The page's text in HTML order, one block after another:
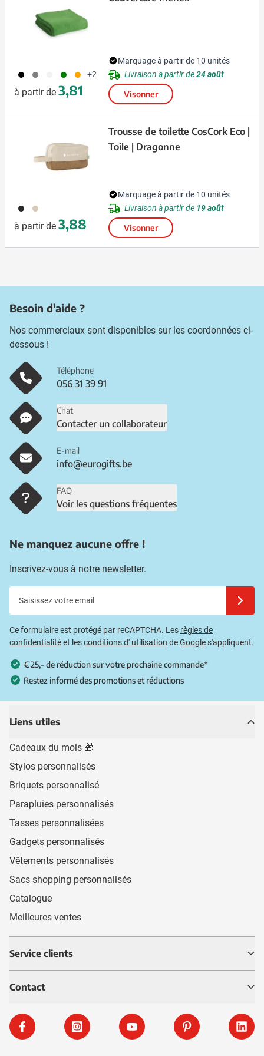
001 003 004 007 +2
à partir de 3,81
Marquage à partir de 10 unités
Livraison à partir de24 août
Visonner
001 311
à partir de 3,88
Trousse de toilette CosCork Eco |
Toile | Dragonne
Marquage à partir de 10 unités
Livraison à partir de 19 août
Visonner
Besoin d'aide ?
Nos commerciaux sont disponibles sur les coordonnées ci-
dessous !
Téléphone
056 31 39 91
Chat
Contacter un collaborateur
E-mail
info@eurogifts.be
FAQ
Voir les questions fréquentes
Ne manquez aucune offre !
Inscrivez-vous à notre newsletter.
Ce formulaire est protégé par reCAPTCHA. Les règles de
confidentialitéet lesconditions d' utilisation deGoogles'appliquent.
€ 25,- de réduction sur votre prochaine commande*
Restez informé des promotions et réductions
Liens utiles
Cadeaux du mois 🎁
Stylos personnalisés
Briquets personnalisé
Parapluies personnalisés
Tasses personnalisées
Gadgets personnalisés
Vêtements personnalisés
Sacs shopping personnalisés
Catalogue
Meilleures ventes
Service clients
Contact
Facebook Instagram YouTube Pinterest